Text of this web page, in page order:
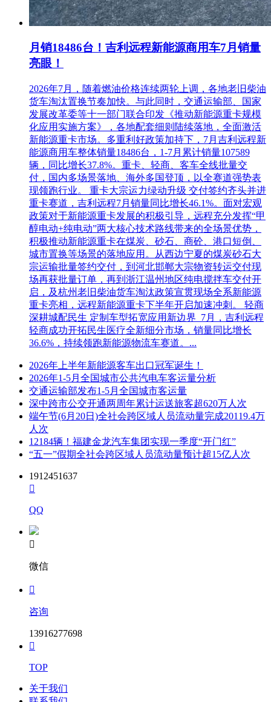
月销18486台！吉利远程新能源商用车7月销量
亮眼！
2026年7月，随着燃油价格连续两轮上调，各地老旧柴油
货车淘汰置换节奏加快。与此同时，交通运输部、国家
发展改革委等十一部门联合印发《推动新能源重卡规模
化应用实施方案》，各地配套细则陆续落地，全面激活
新能源重卡市场。多重利好政策加持下，7月吉利远程新
能源商用车整体销量18486台，1-7月累计销量107589
辆，同比增长37.8%。重卡、轻商、客车全线批量交
付，国内多场景落地、海外多国登顶，以全赛道强势表
现领跑行业。 重卡大宗运力绿动升级 交付签约齐头并进
重卡赛道，吉利远程7月销量同比增长46.1%。面对宏观
政策对于新能源重卡发展的积极引导，远程充分发挥“甲
醇电动+纯电动”两大核心技术路线带来的全场景优势，
积极推动新能源重卡在煤炭、砂石、商砼、港口短倒、
城市置换等场景的落地应用。从西边宁夏的煤炭砂石大
宗运输批量签约交付，到河北邯郸大宗物资转运交付现
场再获批量订单，再到浙江温州地区纯电搅拌车交付开
启，及杭州老旧柴油货车淘汰政策宣贯现场全系新能源
重卡亮相，远程新能源重卡下半年开启加速冲刺。 轻商
深耕城配民生 定制车型拓宽应用新边界 7月，吉利远程
轻商成功开拓民生医疗全新细分市场，销量同比增长
36.6%，持续领跑新能源物流车赛道。...
2026年上半年新能源客车出口冠军诞生！
2026年1-5月全国城市公共汽电车客运量分析
交通运输部发布1-5月全国城市客运量
深中跨市公交开通两周年累计运送旅客超620万人次
端午节(6月20日)全社会跨区域人员流动量完成20119.4万
人次
12184辆！福建金龙汽车集团实现一季度“开门红”
“五一”假期全社会跨区域人员流动量预计超15亿人次
1912451637

QQ

微信

咨询
13916277698

TOP
关于我们